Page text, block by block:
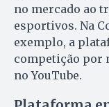
no mercado ao
esportivos. Na
exemplo, a
competição por
no YouTube.